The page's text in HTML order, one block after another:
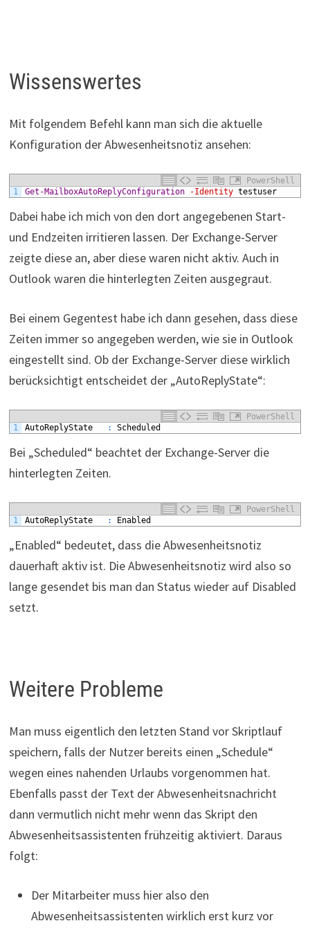
Wissenswertes
Mit folgendem Befehl kann man sich die aktuelle
Konfiguration der Abwesenheitsnotiz ansehen:
PowerShell
1
Get-MailboxAutoReplyConfiguration -Identity testuser
Dabei habe ich mich von den dort angegebenen Start-
und Endzeiten irritieren lassen. Der Exchange-Server
zeigte diese an, aber diese waren nicht aktiv. Auch in
Outlook waren die hinterlegten Zeiten ausgegraut.
Bei einem Gegentest habe ich dann gesehen, dass diese
Zeiten immer so angegeben werden, wie sie in Outlook
eingestellt sind. Ob der Exchange-Server diese wirklich
berücksichtigt entscheidet der „AutoReplyState“:
PowerShell
1
AutoReplyState : Scheduled
Bei „Scheduled“ beachtet der Exchange-Server die
hinterlegten Zeiten.
PowerShell
1
AutoReplyState : Enabled
„Enabled“ bedeutet, dass die Abwesenheitsnotiz
dauerhaft aktiv ist. Die Abwesenheitsnotiz wird also so
lange gesendet bis man dan Status wieder auf Disabled
setzt.
Weitere Probleme
Man muss eigentlich den letzten Stand vor Skriptlauf
speichern, falls der Nutzer bereits einen „Schedule“
wegen eines nahenden Urlaubs vorgenommen hat.
Ebenfalls passt der Text der Abwesenheitsnachricht
dann vermutlich nicht mehr wenn das Skript den
Abwesenheitsassistenten frühzeitig aktiviert. Daraus
folgt:
Der Mitarbeiter muss hier also den
Abwesenheitsassistenten wirklich erst kurz vor